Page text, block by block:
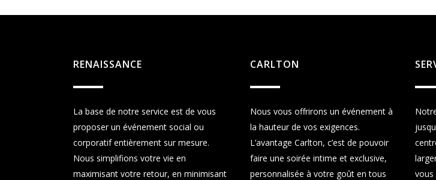
RENAISSANCE
La base de notre service est de vous
proposer un événement social ou
corporatif entièrement sur mesure.
Nous simplifions votre vie en
maximisant votre retour, en minimisant
CARLTON
Nous vous offrirons un événement à
la hauteur de vos exigences.
L’avantage Carlton, c’est de pouvoir
faire une soirée intime et exclusive,
personnalisée à votre goût en tous
vous